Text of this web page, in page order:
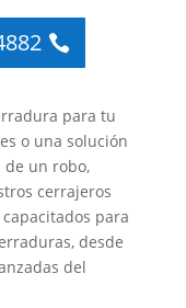
para tu
o una solución
un robo,
cerrajeros
para
desde
del